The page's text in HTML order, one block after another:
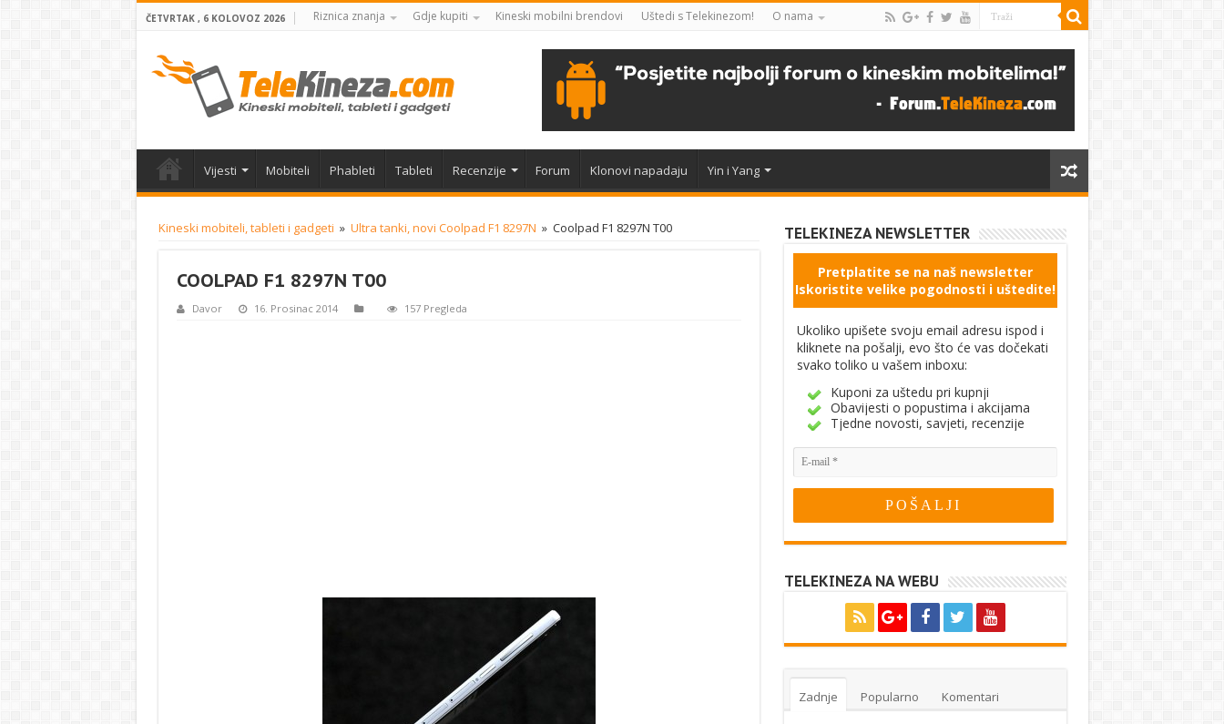
ČETVRTAK , 6 KOLOVOZ 2026 Riznica znanja Gdje kupiti Kineski mobilni brendovi Uštedi s Telekinezom! O nama
Vijesti Mobiteli Phableti Tableti Recenzije Forum Klonovi napadaju Yin i Yang
Kineski mobiteli, tableti i gadgeti » Ultra tanki, novi Coolpad F1 8297N » Coolpad F1 8297N T00
COOLPAD F1 8297N T00
Davor 16. Prosinac 2014 157 Pregleda
TELEKINEZA NEWSLETTER
Pretplatite se na naš newsletter
Iskoristite velike pogodnosti i uštedite!
Ukoliko upišete svoju email adresu ispod i
kliknete na pošalji, evo što će vas dočekati
svako toliko u vašem inboxu:
Kuponi za uštedu pri kupnji
Obavijesti o popustima i akcijama
Tjedne novosti, savjeti, recenzije
TELEKINEZA NA WEBU
Zadnje Popularno Komentari